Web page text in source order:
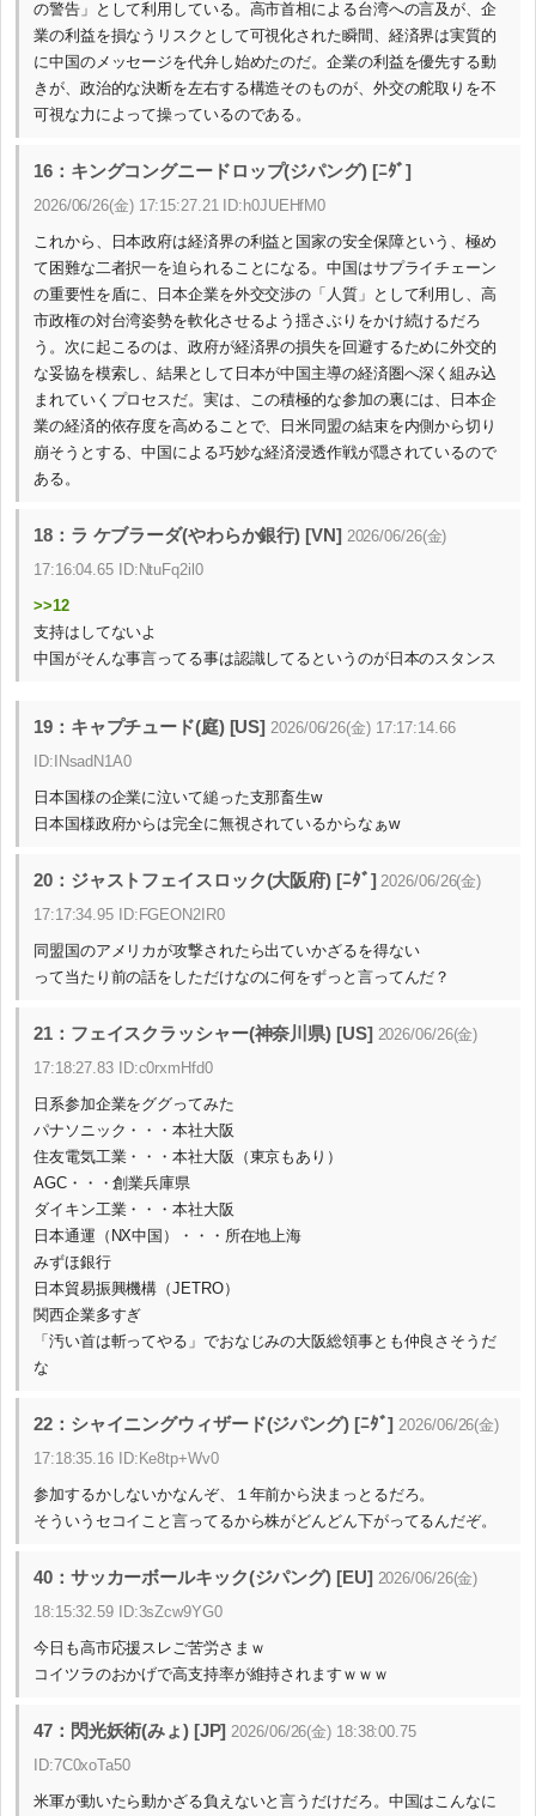
の警告」として利用している。高市首相による台湾への言及が、企
業の利益を損なうリスクとして可視化された瞬間、経済界は実質的
に中国のメッセージを代弁し始めたのだ。企業の利益を優先する動
きが、政治的な決断を左右する構造そのものが、外交の舵取りを不
可視な力によって操っているのである。
16：キングコングニードロップ(ジパング) [ﾆﾀﾞ]
2026/06/26(金) 17:15:27.21 ID:h0JUEHfM0
これから、日本政府は経済界の利益と国家の安全保障という、極め
て困難な二者択一を迫られることになる。中国はサプライチェーン
の重要性を盾に、日本企業を外交交渉の「人質」として利用し、高
市政権の対台湾姿勢を軟化させるよう揺さぶりをかけ続けるだろ
う。次に起こるのは、政府が経済界の損失を回避するために外交的
な妥協を模索し、結果として日本が中国主導の経済圏へ深く組み込
まれていくプロセスだ。実は、この積極的な参加の裏には、日本企
業の経済的依存度を高めることで、日米同盟の結束を内側から切り
崩そうとする、中国による巧妙な経済浸透作戦が隠されているので
ある。
18：ラ ケブラーダ(やわらか銀行) [VN] 2026/06/26(金)
17:16:04.65 ID:NtuFq2il0
>>12
支持はしてないよ
中国がそんな事言ってる事は認識してるというのが日本のスタンス
19：キャプチュード(庭) [US] 2026/06/26(金) 17:17:14.66
ID:INsadN1A0
日本国様の企業に泣いて縋った支那畜生w
日本国様政府からは完全に無視されているからなぁw
20：ジャストフェイスロック(大阪府) [ﾆﾀﾞ] 2026/06/26(金)
17:17:34.95 ID:FGEON2IR0
同盟国のアメリカが攻撃されたら出ていかざるを得ない
って当たり前の話をしただけなのに何をずっと言ってんだ？
21：フェイスクラッシャー(神奈川県) [US] 2026/06/26(金)
17:18:27.83 ID:c0rxmHfd0
日系参加企業をググってみた
パナソニック・・・本社大阪
住友電気工業・・・本社大阪（東京もあり）
AGC・・・創業兵庫県
ダイキン工業・・・本社大阪
日本通運（NX中国）・・・所在地上海
みずほ銀行
日本貿易振興機構（JETRO）
関西企業多すぎ
「汚い首は斬ってやる」でおなじみの大阪総領事とも仲良さそうだ
な
22：シャイニングウィザード(ジパング) [ﾆﾀﾞ] 2026/06/26(金)
17:18:35.16 ID:Ke8tp+Wv0
参加するかしないかなんぞ、１年前から決まっとるだろ。
そういうセコイこと言ってるから株がどんどん下がってるんだぞ。
40：サッカーボールキック(ジパング) [EU] 2026/06/26(金)
18:15:32.59 ID:3sZcw9YG0
今日も高市応援スレご苦労さまｗ
コイツラのおかげで高支持率が維持されますｗｗｗ
47：閃光妖術(みょ) [JP] 2026/06/26(金) 18:38:00.75
ID:7C0xoTa50
米軍が動いたら動かざる負えないと言うだけだろ。中国はこんなに